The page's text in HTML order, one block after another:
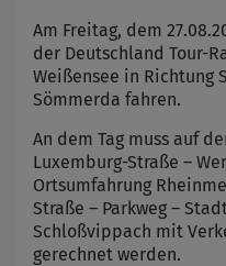
Am Freitag, dem
der Deutschland Tour-
Weißensee in Richtung
Sömmerda fahren.
An dem Tag muss auf
Luxemburg-Straße –
Ortsumfahrung
Straße – Parkweg –
Schloßvippach mit
gerechnet werden.